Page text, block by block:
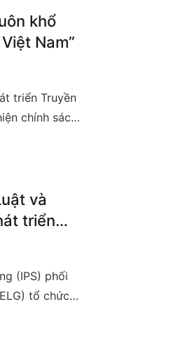
khổ
Nam”
triển Truyền
chính sách
và
triển
(IPS) phối
tổ chức